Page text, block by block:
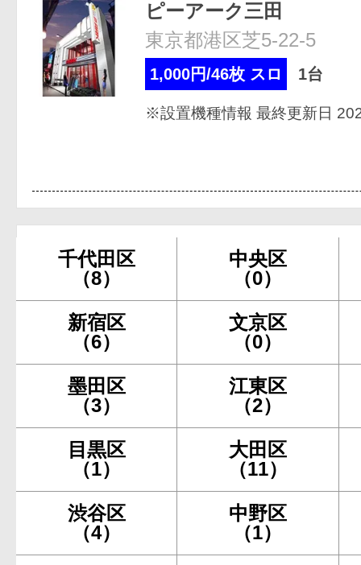
ピーアーク三田
東京都港区芝5-22-5
1,000円/46枚 スロ 1台
※設置機種情報 最終更新日
千代田区
（8）
中央区
（0）
新宿区
（6）
文京区
（0）
墨田区
（3）
江東区
（2）
目黒区
（1）
大田区
（11）
渋谷区
（4）
中野区
（1）